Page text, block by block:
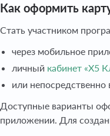
Как оформить
Стать участником
через мобильное
личный кабинет «X5
или непосредственно
Доступные варианты
приложении. Для